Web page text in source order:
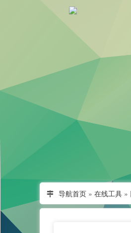
导航首页 » 在线工具 »